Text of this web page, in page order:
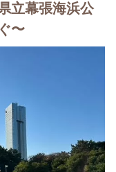
立幕張海浜公
〜